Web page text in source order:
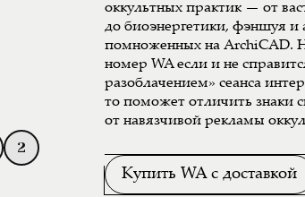
2
оккультных практик — от
до биоэнергетики, фэншуя и
помноженных на ArchiCAD.
номер WA если и не
разоблачением» сеанса
то поможет отличить знаки
от навязчивой рекламы
Купить WA с доставкой